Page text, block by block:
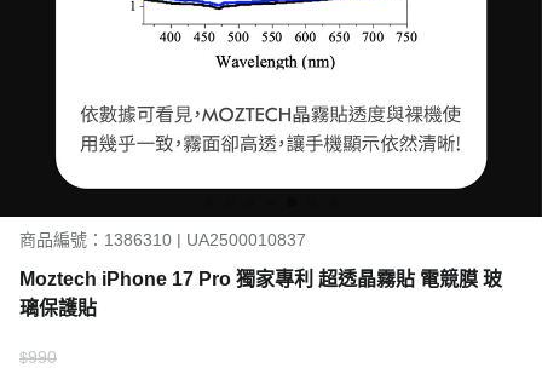
商品編號：1386310 | UA2500010837
Moztech iPhone 17 Pro 獨家專利 超透晶霧貼 電競膜 玻
璃保護貼
$990